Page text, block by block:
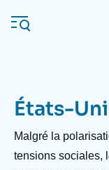
au
contenu
Navigation
principale
L'Ifri
États-
Description
Malgré la
tensions sociales,